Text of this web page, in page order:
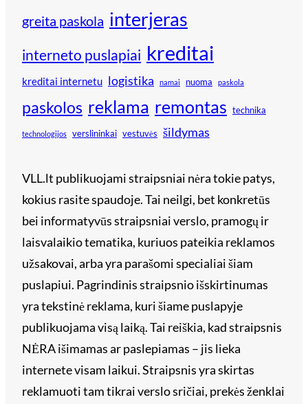
greita paskola interjeras
interneto puslapiai kreditai
kreditai internetu logistika namai nuoma paskola
paskolos reklama remontas technika
technologijos verslininkai vestuvės šildymas
VLL.lt publikuojami straipsniai nėra tokie patys,
kokius rasite spaudoje. Tai neilgi, bet konkretūs
bei informatyvūs straipsniai verslo, pramogų ir
laisvalaikio tematika, kuriuos pateikia reklamos
užsakovai, arba yra parašomi specialiai šiam
puslapiui. Pagrindinis straipsnio išskirtinumas
yra tekstinė reklama, kuri šiame puslapyje
publikuojama visą laiką. Tai reiškia, kad straipsnis
NĖRA išimamas ar paslepiamas – jis lieka
internete visam laikui. Straipsnis yra skirtas
reklamuoti tam tikrai verslo sričiai, prekės ženklai